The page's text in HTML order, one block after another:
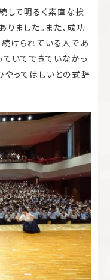
して明るく素直な挨
ました。また、成功
続けられている人であ
いてできていなかっ
やってほしいとの式辞